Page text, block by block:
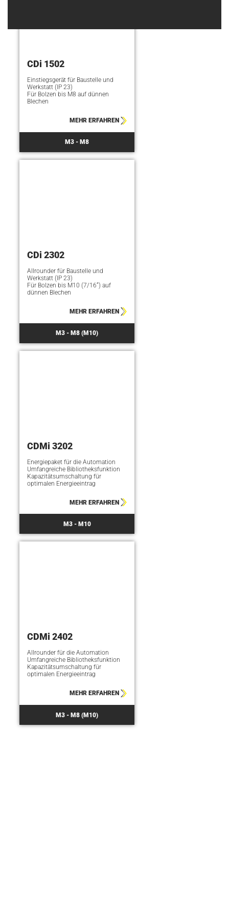
CDi 1502
Einstiegsgerät für Baustelle und
Werkstatt (IP 23)
Für Bolzen bis M8 auf dünnen
Blechen
MEHR ERFAHREN
M3 - M8
CDi 2302
Allrounder für Baustelle und
Werkstatt (IP 23)
Für Bolzen bis M10 (7/16“) auf
dünnen Blechen
MEHR ERFAHREN
M3 - M8 (M10)
CDMi 3202
Energiepaket für die Automation
Umfangreiche Bibliotheksfunktion
Kapazitätsumschaltung für
optimalen Energieeintrag
MEHR ERFAHREN
M3 - M10
CDMi 2402
Allrounder für die Automation
Umfangreiche Bibliotheksfunktion
Kapazitätsumschaltung für
optimalen Energieeintrag
MEHR ERFAHREN
M3 - M8 (M10)